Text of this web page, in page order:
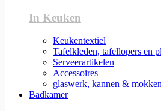
In Keuken
Keukentextiel
Tafelkleden, tafellopers en
Serveerartikelen
Accessoires
glaswerk, kannen & mokken
Badkamer